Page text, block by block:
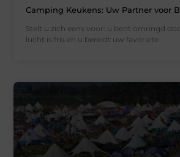
Camping Keukens: Uw Partner voor
Stelt u zich eens voor: u bent omringd
lucht is fris en u bereidt uw favoriete